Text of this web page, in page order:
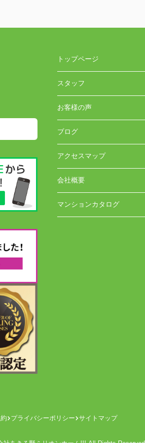
トップページ
スタッフ
お客様の声
ブログ
アクセスマップ
会社概要
マンションカタログ
プライバシーポリシー サイトマップ